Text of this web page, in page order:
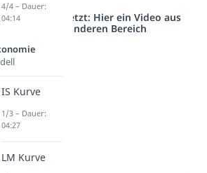
Studyflix vernetzt: Hier ein Video aus
einem anderen Bereich
4/4 – Dauer:
04:14
IS Kurve
1/3 – Dauer:
04:27
LM Kurve